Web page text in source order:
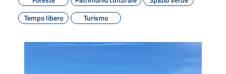
Tempo libero
Turismo